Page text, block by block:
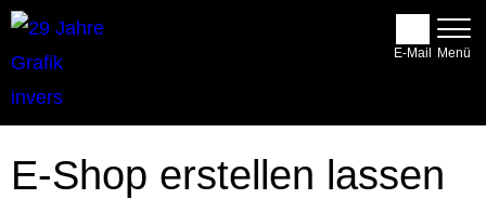
E-Shop erstellen lassen